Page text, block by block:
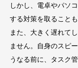
しかし、電卓やパソ
する対策を取ることも
また、大きく遅れて
ません。自身のスピ
うなる前に、タスク